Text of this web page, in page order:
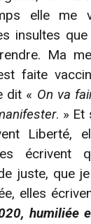
elle me
insultes
Ma
faite
dit « On va
. » Et
Liberté,
écrivent
juste, que
elles
humiliée